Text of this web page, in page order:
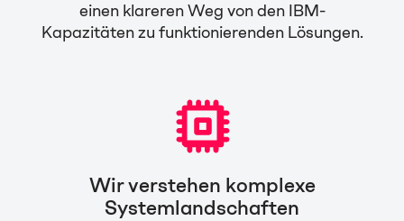
einen klareren Weg von den IBM-
Kapazitäten zu funktionierenden Lösungen.
Wir verstehen komplexe
Systemlandschaften